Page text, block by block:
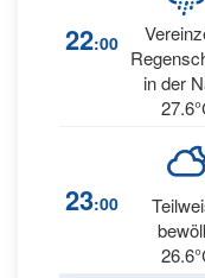
22:00
in der
23:00